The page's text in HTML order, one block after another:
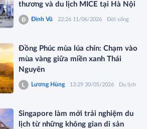
thương và du lịch MICE tại Hà Nội
Đình Vũ 22:26 11/06/2026 Đời sống
Đồng Phúc mùa lúa chín: Chạm vào
mùa vàng giữa miền xanh Thái
Nguyên
Lương Hùng 13:29 30/05/2026 Du lịch
Singapore làm mới trải nghiệm du
lịch từ những không gian di sản